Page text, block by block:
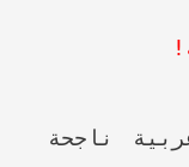
ناجحة